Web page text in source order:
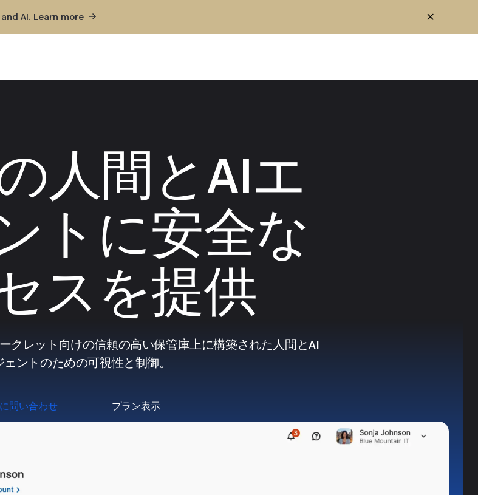
AI. Learn more
人間とAIエ
トに安全な
スを提供
クレット向けの信頼の高い保管庫上に構築された人間とAI
ントのための可視性と制御。
問い合わせ プラン表示